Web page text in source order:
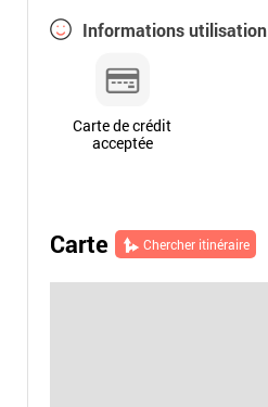
Informations utilisation
Carte de crédit
acceptée
Carte Chercher itinéraire